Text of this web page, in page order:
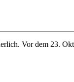
Vor dem 23.